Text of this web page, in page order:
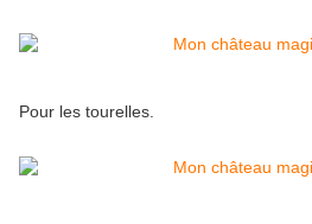
Pour les tourelles.